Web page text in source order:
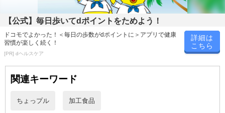
【発送・お届け・商品について】
※お申込み頂きました商品の同梱、お届けの日時指定はいたしかね
ます。
※会員様のご都合でお受取りいただけない場合、商品の再発送や返
金はいたしかねます。
不在票にてご対応ください。
日が異なります。
【公式】毎日歩いてdポイントをためよう！
ドコモでよかった！＜毎日の歩数がdポイントに＞アプリで健康
習慣が楽しく続く！
[PR] dヘルスケア
詳細は
こちら
関連キーワード
ちょっプル 加工食品